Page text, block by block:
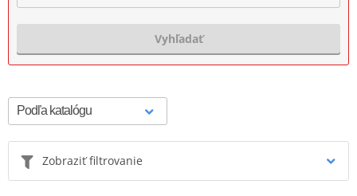
Vyhľadať
Zobraziť filtrovanie